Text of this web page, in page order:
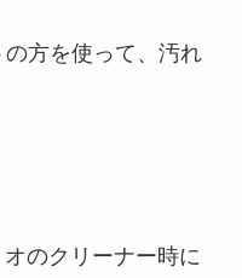
方を使って、汚れ
のクリーナー時に